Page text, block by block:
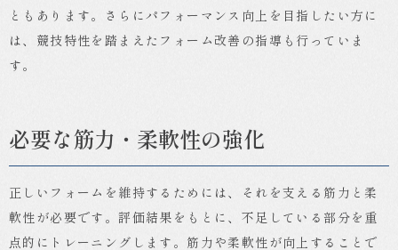
ともあります。さらにパフォーマンス向上を目指したい方に
は、競技特性を踏まえたフォーム改善の指導も行っていま
す。
必要な筋力・柔軟性の強化
正しいフォームを維持するためには、それを支える筋力と柔
軟性が必要です。評価結果をもとに、不足している部分を重
点的にトレーニングします。筋力や柔軟性が向上することで